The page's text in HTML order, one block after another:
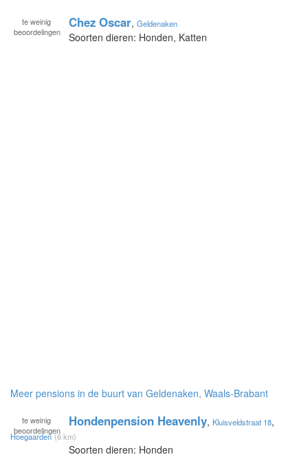
te weinig
beoordelingen
Chez Oscar, Geldenaken
Soorten dieren: Honden, Katten
Meer pensions in de buurt van Geldenaken, Waals-Brabant
te weinig
beoordelingen
Hondenpension Heavenly, Kluisveldstraat 18,
Hoegaarden (6 km)
Soorten dieren: Honden